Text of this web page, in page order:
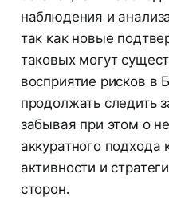
наблюдения и
так как новые
таковых могут
восприятие рисков в
продолжать следить
забывая при этом о
аккуратного подхода
активности и
сторон.